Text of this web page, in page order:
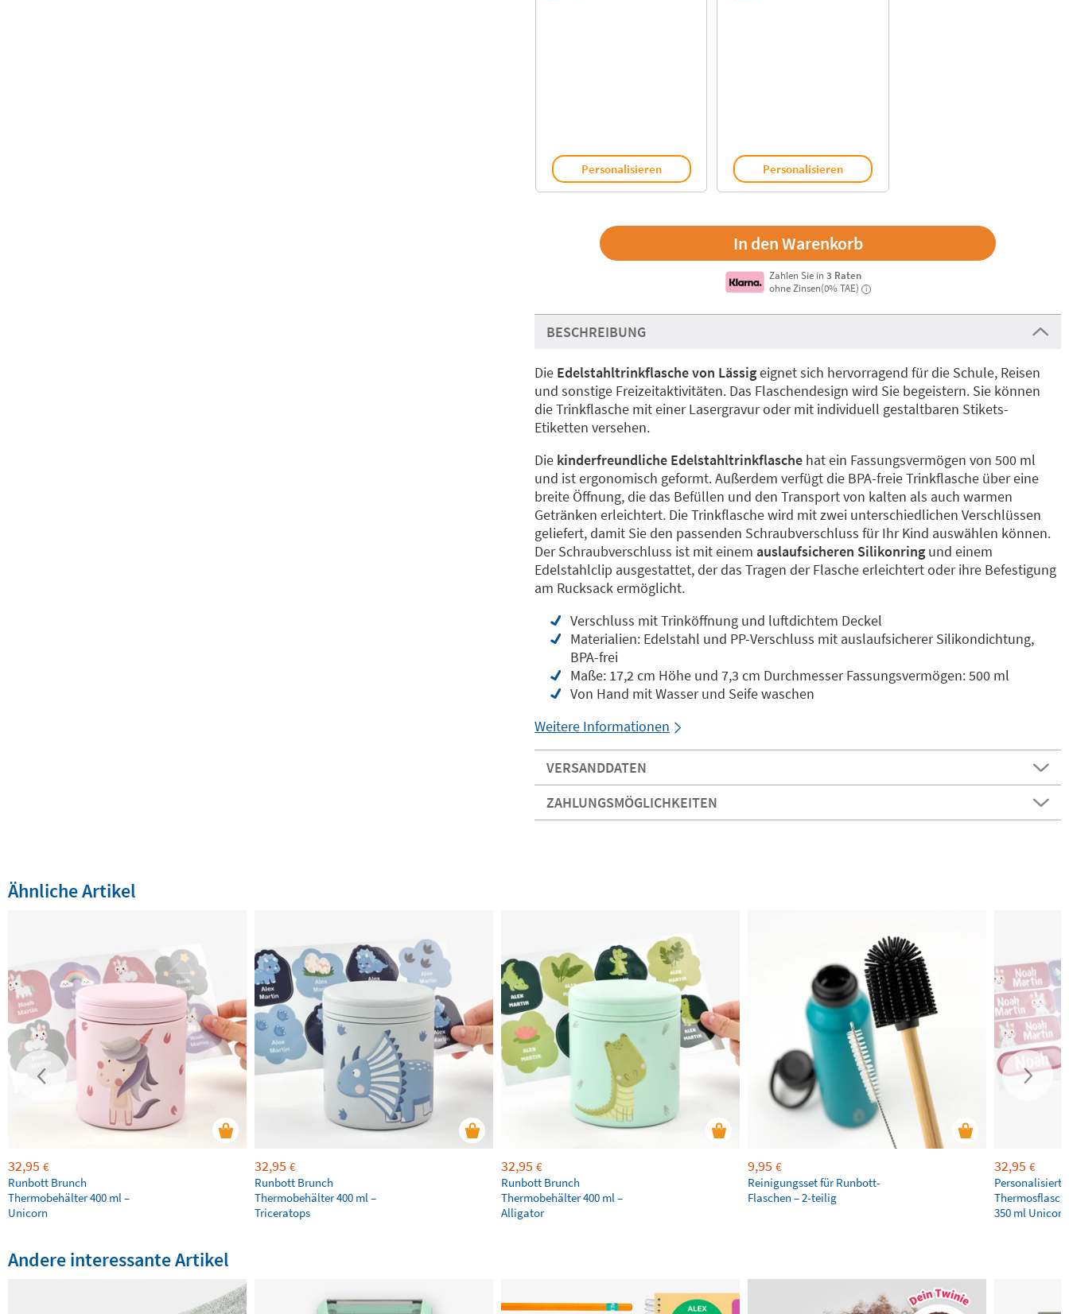
Personalisieren Personalisieren
Zahlen Sie in3 Raten
ohne Zinsen(0% TAE)
i
BESCHREIBUNG
Die Edelstahltrinkflasche von Lässigeignet sich hervorragend für die Schule, Reisen
und sonstige Freizeitaktivitäten. Das Flaschendesign wird Sie begeistern. Sie können
die Trinkflasche mit einer Lasergravur oder mit individuell gestaltbaren Stikets-
Etiketten versehen.
Die kinderfreundliche Edelstahltrinkflasche hat ein Fassungsvermögen von 500 ml
und ist ergonomisch geformt. Außerdem verfügt die BPA-freie Trinkflasche über eine
breite Öffnung, die das Befüllen und den Transport von kalten als auch warmen
Getränken erleichtert. Die Trinkflasche wird mit zwei unterschiedlichen Verschlüssen
geliefert, damit Sie den passenden Schraubverschluss für Ihr Kind auswählen können.
Der Schraubverschluss ist mit einem auslaufsicheren Silikonring und einem
Edelstahlclip ausgestattet, der das Tragen der Flasche erleichtert oder ihre Befestigung
am Rucksack ermöglicht.
Verschluss mit Trinköffnung und luftdichtem Deckel
Materialien: Edelstahl und PP-Verschluss mit auslaufsicherer Silikondichtung,
BPA-frei
Maße: 17,2 cm Höhe und 7,3 cm Durchmesser Fassungsvermögen: 500 ml
Von Hand mit Wasser und Seife waschen
Weitere Informationen
VERSANDDATEN
ZAHLUNGSMÖGLICHKEITEN
Ähnliche Artikel
32,95 €
Runbott Brunch
Thermobehälter 400 ml –
Unicorn
32,95 €
Runbott Brunch
Thermobehälter 400 ml –
Triceratops
32,95 €
Runbott Brunch
Thermobehälter 400 ml –
Alligator
9,95 €
Reinigungsset für Runbott-
Flaschen – 2-teilig
32,95 €
Personalisierte
350 ml Unicorn
Andere interessante Artikel